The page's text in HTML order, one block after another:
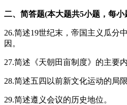
二、简答题(本大题共5小题，每小
26.简述19世纪末，帝国主义瓜分
因。
27.简述《天朝田亩制度》的主要内
28.简述五四以前新文化运动的局限
29.简述遵义会议的历史地位。